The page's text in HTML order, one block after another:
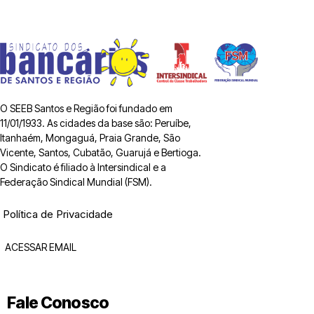
O SEEB Santos e Região foi fundado em
11/01/1933. As cidades da base são: Peruíbe,
Itanhaém, Mongaguá, Praia Grande, São
Vicente, Santos, Cubatão, Guarujá e Bertioga.
O Sindicato é filiado à Intersindical e a
Federação Sindical Mundial (FSM).
Política de Privacidade
ACESSAR EMAIL
Fale Conosco